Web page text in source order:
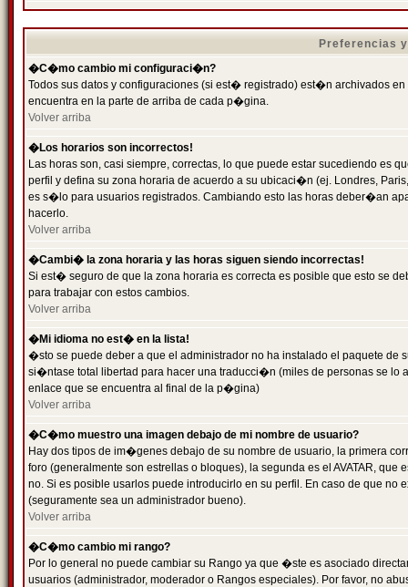
Preferencias
�C�mo cambio mi configuraci�n?
Todos sus datos y configuraciones (si est� registrado) est�n archivados
encuentra en la parte de arriba de cada p�gina.
Volver arriba
�Los horarios son incorrectos!
Las horas son, casi siempre, correctas, lo que puede estar sucediendo es
perfil y defina su zona horaria de acuerdo a su ubicaci�n (ej. Londres,
es s�lo para usuarios registrados. Cambiando esto las horas deber�an
hacerlo.
Volver arriba
�Cambi� la zona horaria y las horas siguen siendo incorrectas!
Si est� seguro de que la zona horaria es correcta es posible que esto se
para trabajar con estos cambios.
Volver arriba
�Mi idioma no est� en la lista!
�sto se puede deber a que el administrador no ha instalado el paquete
si�ntase total libertad para hacer una traducci�n (miles de personas se
enlace que se encuentra al final de la p�gina)
Volver arriba
�C�mo muestro una imagen debajo de mi nombre de usuario?
Hay dos tipos de im�genes debajo de su nombre de usuario, la primera
foro (generalmente son estrellas o bloques), la segunda es el AVATAR,
no. Si es posible usarlos puede introducirlo en su perfil. En caso de que
(seguramente sea un administrador bueno).
Volver arriba
�C�mo cambio mi rango?
Por lo general no puede cambiar su Rango ya que �ste es asociado
usuarios (administrador, moderador o Rangos especiales). Por favor, no